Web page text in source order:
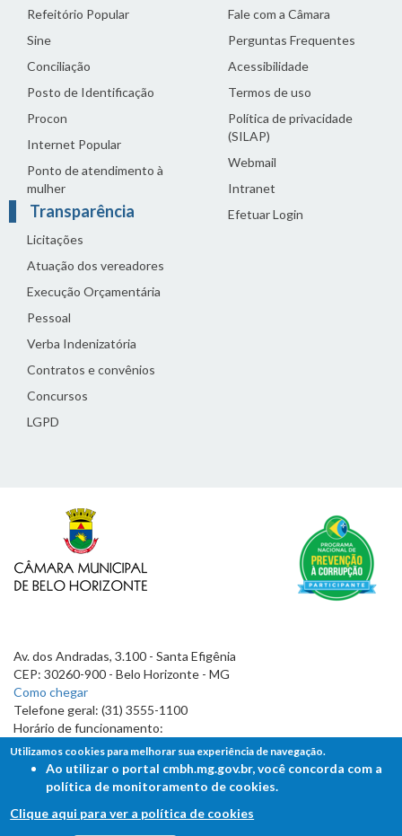
Refeitório Popular
Sine
Conciliação
Posto de Identificação
Procon
Internet Popular
Ponto de atendimento à
mulher
Transparência
Licitações
Atuação dos vereadores
Execução Orçamentária
Pessoal
Verba Indenizatória
Contratos e convênios
Concursos
LGPD
Fale com a Câmara
Perguntas Frequentes
Acessibilidade
Termos de uso
Política de privacidade
(SILAP)
Webmail
Intranet
Efetuar Login
Av. dos Andradas, 3.100 - Santa Efigênia
CEP: 30260-900 - Belo Horizonte - MG
Como chegar
Telefone geral: (31) 3555-1100
Horário de funcionamento:
7h às 19h
Utilizamos cookies para melhorar sua experiência de navegação.
Ao utilizar o portal cmbh.mg.gov.br, você concorda com a
política de monitoramento de cookies.
Clique aqui para ver a política de cookies